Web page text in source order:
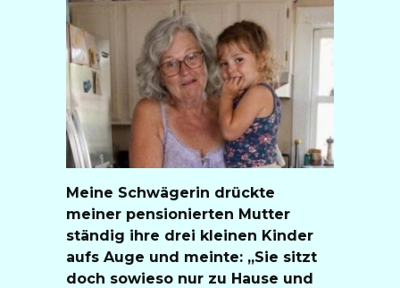
Meine Schwägerin drückte
meiner pensionierten Mutter
ständig ihre drei kleinen Kinder
aufs Auge und meinte: „Sie sitzt
doch sowieso nur zu Hause und